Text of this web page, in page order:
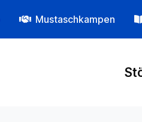
Mustaschkampen